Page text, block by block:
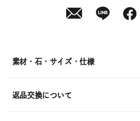
素材・石・サイズ・仕様
返品交換について